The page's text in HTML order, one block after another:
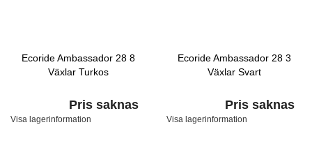
Ecoride Ambassador 28 8
Växlar Turkos
Pris saknas
Visa lagerinformation
Ecoride Ambassador 28 3
Växlar Svart
Pris saknas
Visa lagerinformation